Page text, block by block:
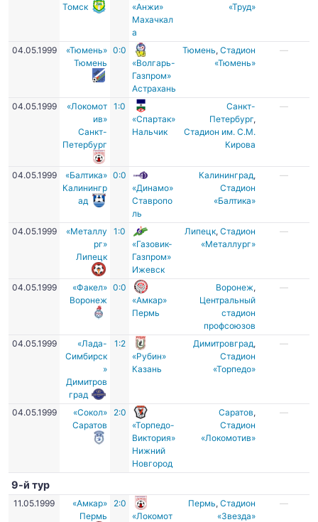
Томск
«Анжи»
Махачкал
а
«Труд»
04.05.1999
«Тюмень»
Тюмень
0:0
«Волгарь-
Газпром»
Астрахань
Тюмень,Стадион
«Тюмень»
—
04.05.1999
«Локомот
ив»
Санкт-
Петербург
1:0
«Спартак»
Нальчик
Санкт-
Петербург,
Стадион им. С.М.
Кирова
—
04.05.1999
«Балтика»
Калинингр
ад
0:0
«Динамо»
Ставропо
ль
Калининград,
Стадион
«Балтика»
—
04.05.1999
«Металлу
рг»
Липецк
1:0
«Газовик-
Газпром»
Ижевск
Липецк,Стадион
«Металлург»
—
04.05.1999
«Факел»
Воронеж
0:0
«Амкар»
Пермь
Воронеж,
Центральный
стадион
профсоюзов
—
04.05.1999
«Лада-
Симбирск
»
Димитров
град
1:2
«Рубин»
Казань
Димитровград,
Стадион
«Торпедо»
—
04.05.1999
«Сокол»
Саратов
2:0
«Торпедо-
Виктория»
Нижний
Новгород
Саратов,
Стадион
«Локомотив»
—
9-й тур
11.05.1999
«Амкар»
Пермь
2:0
«Локомот
Пермь,Стадион
«Звезда»
—